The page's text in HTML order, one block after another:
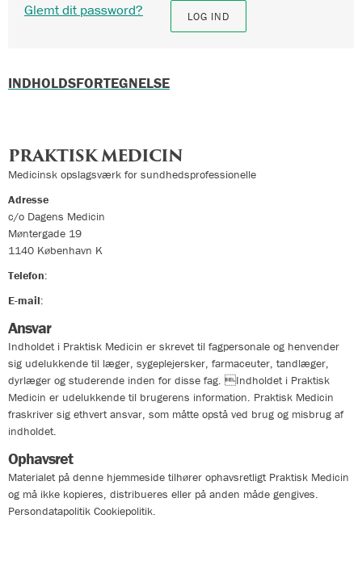
Glemt dit password?
INDHOLDSFORTEGNELSE
PRAKTISK MEDICIN
Medicinsk opslagsværk for sundhedsprofessionelle
Adresse
c/o Dagens Medicin
Møntergade 19
1140 København K
Telefon:
E-mail:
Ansvar
Indholdet i Praktisk Medicin er skrevet til fagpersonale og henvender
sig udelukkende til læger, sygeplejersker, farmaceuter, tandlæger,
dyrlæger og studerende inden for disse fag. Indholdet i Praktisk
Medicin er udelukkende til brugerens information. Praktisk Medicin
fraskriver sig ethvert ansvar, som måtte opstå ved brug og misbrug af
indholdet.
Ophavsret
Materialet på denne hjemmeside tilhører ophavsretligt Praktisk Medicin
og må ikke kopieres, distribueres eller på anden måde gengives.
Persondatapolitik Cookiepolitik.